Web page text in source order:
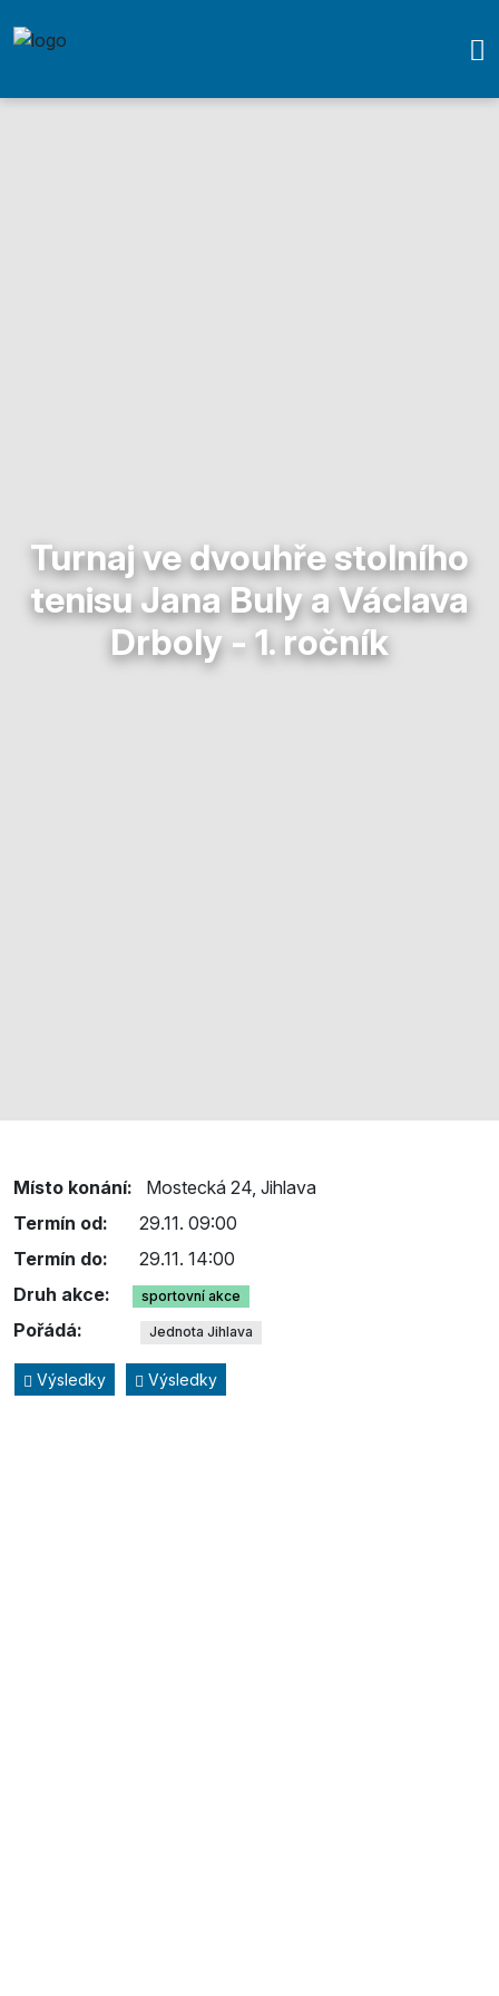
Turnaj ve dvouhře stolního
tenisu Jana Buly a Václava
Drboly - 1. ročník
Místo konání:
Mostecká 24, Jihlava
Termín od:
29.11. 09:00
Termín do:
29.11. 14:00
Druh akce:
sportovní akce
Pořádá: Jednota Jihlava
Výsledky Výsledky